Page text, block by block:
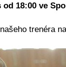
18:00 ve
trenéra